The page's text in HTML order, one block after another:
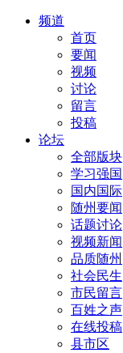
频道
首页
要闻
视频
讨论
留言
投稿
论坛
全部版块
学习强国
国内国际
随州要闻
话题讨论
视频新闻
品质随州
社会民生
市民留言
百姓之声
在线投稿
县市区